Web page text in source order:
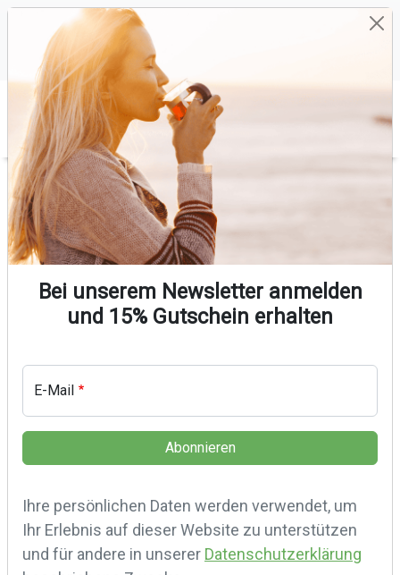
Direkt zum Inhalt
Versandkostenfrei bestellen
Keine künstlichen Aromen
Ohne Zuckerzusatz
Pfadnavigation
Startseite
Produkt Bild
Bei unserem Newsletter anmelden
und 15% Gutschein erhalten
E-Mail
Ihre persönlichen Daten werden verwendet, um
Ihr Erlebnis auf dieser Website zu unterstützen
und für andere in unserer Datenschutzerklärung